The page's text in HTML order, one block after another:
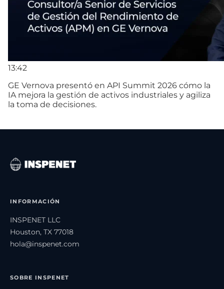
13:42
GE Vernova presentó en API Summit 2026 cómo la
IA mejora la gestión de activos industriales y agiliza
la toma de decisiones.
INFORMACIÓN
INSPENET LLC
Houston, TX 77018
hola@inspenet.com
SOBRE INSPENET